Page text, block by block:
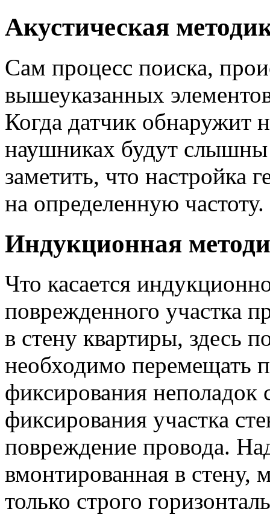
Акустическая
Сам процесс поиска,
вышеуказанных
Когда датчик обнаружит
наушниках будут слышны
заметить, что настройка
на определенную частоту.
Индукционная
Что касается
поврежденного участка
в стену квартиры, здесь
необходимо перемещать
фиксирования неполадок
фиксирования участка
повреждение провода.
вмонтированная в стену,
только строго